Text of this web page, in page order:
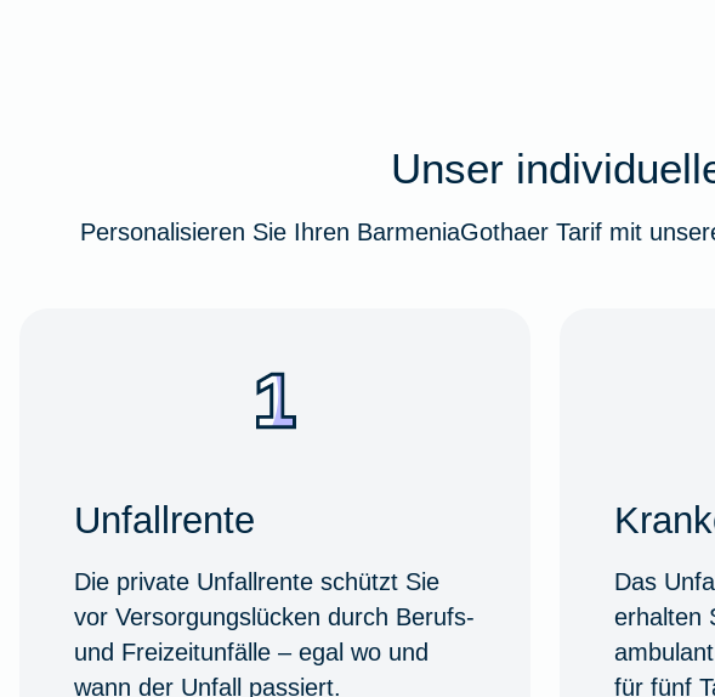
Unser
Personalisieren Sie Ihren BarmeniaGothaer Tarif mit
Unfallrente
Die private Unfallrente schützt Sie
vor Versorgungslücken durch Berufs-
und Freizeitunfälle – egal wo und
wann der Unfall passiert.
Das
erhalten
für fünf